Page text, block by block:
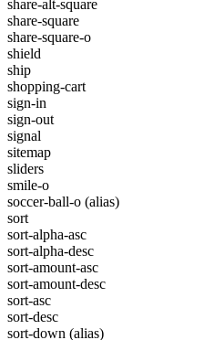
share-alt-square
share-square
share-square-o
shield
ship
shopping-cart
sign-in
sign-out
signal
sitemap
sliders
smile-o
soccer-ball-o (alias)
sort
sort-alpha-asc
sort-alpha-desc
sort-amount-asc
sort-amount-desc
sort-asc
sort-desc
sort-down (alias)